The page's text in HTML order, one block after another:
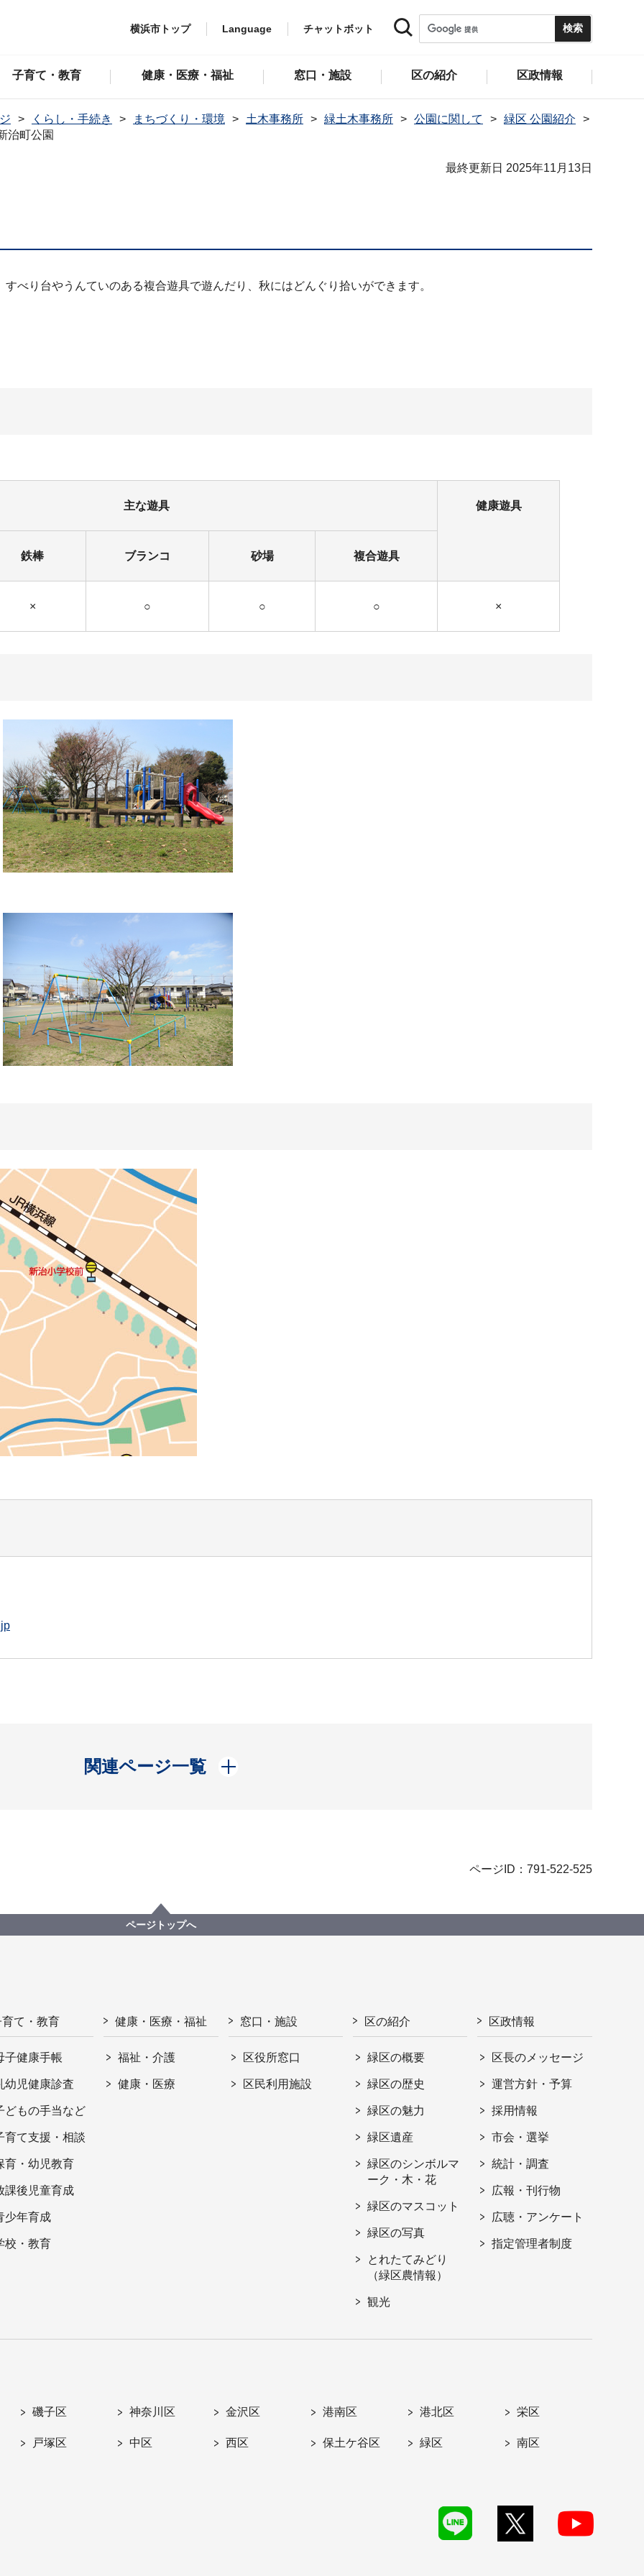
横浜市トップ Language チャットボット
子育て・教育 健康・医療・福祉 窓口・施設 区の紹介 区政情報
くらし・手続き まちづくり・環境 土木事務所 緑土木事務所 公園に関して
緑区 公園紹介
治町公園
最終更新日 2025年11月13日
べり台やうんていのある複合遊具で遊んだり、秋にはどんぐり拾いができます。
主な遊具 健康遊具
鉄棒 ブランコ 砂場 複合遊具
× ○ ○ ○ ×
関連ページ一覧
開く
ページID：791-522-525
ページトップへ
育て・教育
子健康手帳
幼児健康診査
どもの手当など
育て支援・相談
育・幼児教育
課後児童育成
少年育成
校・教育
健康・医療・福祉
福祉・介護
健康・医療
窓口・施設
区役所窓口
区民利用施設
区の紹介
緑区の概要
緑区の歴史
緑区の魅力
緑区遺産
緑区のシンボルマ
ーク・木・花
緑区のマスコット
緑区の写真
とれたてみどり
（緑区農情報）
観光
区政情報
区長のメッセージ
運営方針・予算
採用情報
市会・選挙
統計・調査
広報・刊行物
広聴・アンケート
指定管理者制度
磯子区 神奈川区 金沢区 港南区 港北区 栄区
戸塚区 中区 西区 保土ケ谷区 緑区 南区